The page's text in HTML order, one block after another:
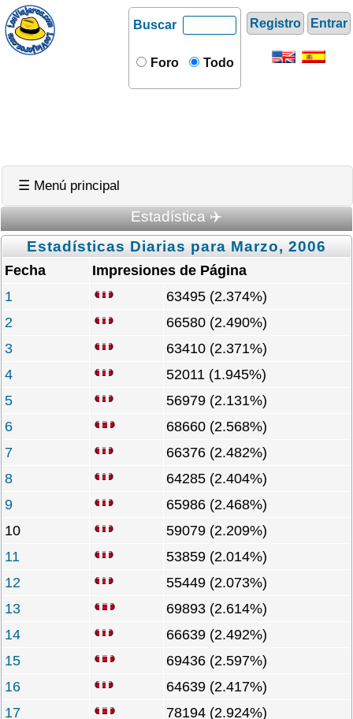
Registro Entrar
Buscar
Foro Todo
☰ Menú principal
Estadística ✈️
Estadísticas Diarias para Marzo, 2006
Fecha
Impresiones de Página
1
63495 (2.374%)
2
66580 (2.490%)
3
63410 (2.371%)
4
52011 (1.945%)
5
56979 (2.131%)
6
68660 (2.568%)
7
66376 (2.482%)
8
64285 (2.404%)
9
65986 (2.468%)
10
59079 (2.209%)
11
53859 (2.014%)
12
55449 (2.073%)
13
69893 (2.614%)
14
66639 (2.492%)
15
69436 (2.597%)
16
64639 (2.417%)
17
78194 (2.924%)